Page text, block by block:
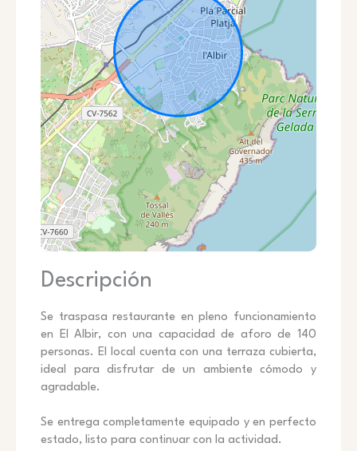
Descripción
Se traspasa restaurante en pleno funcionamiento
en El Albir, con una capacidad de aforo de 140
personas. El local cuenta con una terraza cubierta,
ideal para disfrutar de un ambiente cómodo y
agradable.
Se entrega completamente equipado y en perfecto
estado, listo para continuar con la actividad.